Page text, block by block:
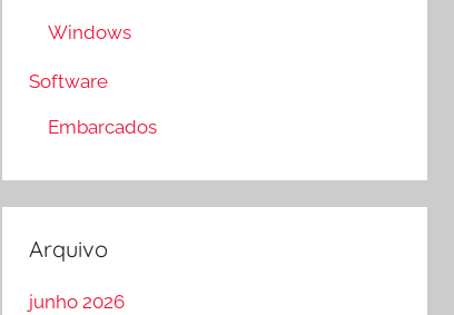
Windows
Software
Embarcados
Arquivo
junho 2026